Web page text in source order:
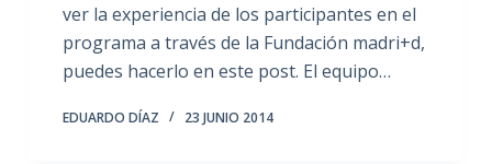
ver la experiencia de los participantes en el
programa a través de la Fundación madri+d,
puedes hacerlo en este post. El equipo…
EDUARDO DÍAZ 23 JUNIO 2014